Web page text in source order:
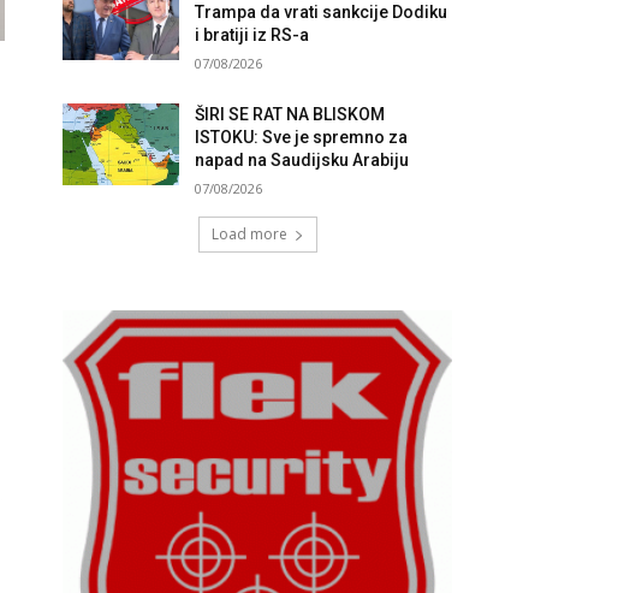
Trampa da vrati sankcije Dodiku
i bratiji iz RS-a
07/08/2026
ŠIRI SE RAT NA BLISKOM
ISTOKU: Sve je spremno za
napad na Saudijsku Arabiju
07/08/2026
Load more